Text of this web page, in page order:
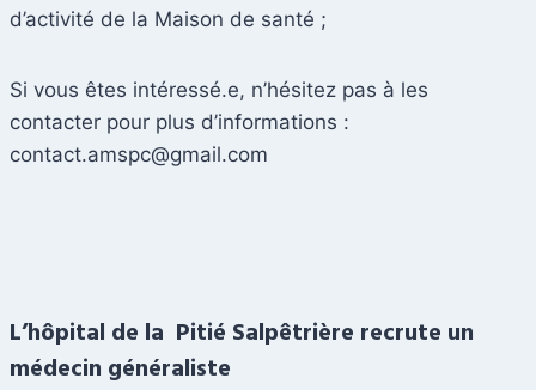
d’activité de la Maison de santé ;
Si vous êtes intéressé.e, n’hésitez pas à les
contacter pour plus d’informations :
contact.amspc@gmail.com
L’hôpital de la Pitié Salpêtrière recrute un
médecin généraliste